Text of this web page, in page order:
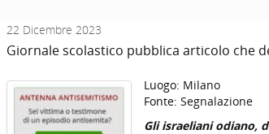
22 Dicembre 2023
Giornale scolastico pubblica articolo che
Luogo: Milano
Fonte: Segnalazione
Gli israeliani odiano,